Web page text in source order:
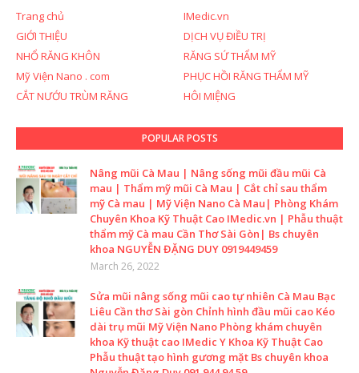
Trang chủ
IMedic.vn
GIỚI THIỆU
DỊCH VỤ ĐIỀU TRỊ
NHỔ RĂNG KHÔN
RĂNG SỨ THẨM MỸ
Mỹ Viện Nano . com
PHỤC HỒI RĂNG THẨM MỸ
CẮT NƯỚU TRÙM RĂNG
HÔI MIỆNG
POPULAR POSTS
Nâng mũi Cà Mau | Nâng sống mũi đầu mũi Cà
mau | Thẩm mỹ mũi Cà Mau | Cắt chỉ sau thẩm
mỹ Cà mau | Mỹ Viện Nano Cà Mau| Phòng Khám
Chuyên Khoa Kỹ Thuật Cao IMedic.vn | Phẫu thuật
thẩm mỹ Cà mau Cần Thơ Sài Gòn| Bs chuyên
khoa NGUYỄN ĐẶNG DUY 0919449459
March 26, 2022
Sửa mũi nâng sống mũi cao tự nhiên Cà Mau Bạc
Liêu Cần thơ Sài gòn Chỉnh hình đầu mũi cao Kéo
dài trụ mũi Mỹ Viện Nano Phòng khám chuyên
khoa Kỹ thuật cao IMedic Y Khoa Kỹ Thuật Cao
Phẫu thuật tạo hình gương mặt Bs chuyên khoa